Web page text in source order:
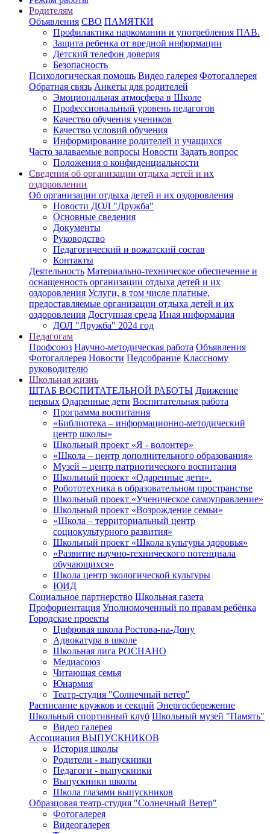
Родителям
Объявления СВО ПАМЯТКИ
Профилактика наркомании и употребления ПАВ.
Защита ребенка от вредной информации
Детский телефон доверия
Безопасность
Психологическая помощь Видео галерея Фотогаллерея
Обратная связь Анкеты для родителей
Эмоциональная атмосфера в Школе
Профессиональный уровень педагогов
Качество обучения учеников
Качество условий обучения
Информирование родителей и учащихся
Часто задаваемые вопросы Новости Задать вопрос
Положения о конфиденциальности
Сведения об организации отдыха детей и их
оздоровлении
Об организации отдыха детей и их оздоровления
Новости ДОЛ "Дружба"
Основные сведения
Документы
Руководство
Педагогический и вожатский состав
Контакты
Деятельность Материально-техническое обеспечение и
оснащенность организации отдыха детей и их
оздоровления Услуги, в том числе платные,
предоставляемые организации отдыха детей и их
оздоровления Доступная среда Иная информация
ДОЛ "Дружба" 2024 год
Педагогам
Профсоюз Научно-методическая работа Объявления
Фотогаллерея Новости Педсобрание Классному
руководителю
Школьная жизнь
ШТАБ ВОСПИТАТЕЛЬНОЙ РАБОТЫ Движение
первых Одаренные дети Воспитательная работа
Программа воспитания
«Библиотека – информационно-методический
центр школы»
Школьный проект «Я - волонтер»
«Школа – центр дополнительного образования»
Музей – центр патриотического воспитания
Школьный проект «Одаренные дети».
Робототехника в образовательном пространстве
Школьный проект «Ученическое самоуправление»
Школьный проект «Возрождение семьи»
«Школа – территориальный центр
социокультурного развития»
Школьный проект «Школа культуры здоровья»
«Развитие научно-технического потенциала
обучающихся»
Школа центр экологической культуры
ЮИД
Социальное партнерство Школьная газета
Профориентация Уполномоченный по правам ребёнка
Городские проекты
Цифровая школа Ростова-на-Дону
Адвокатура в школе
Школьная лига РОСНАНО
Медиасоюз
Читающая семья
Юнармия
Театр-студия "Солнечный ветер"
Расписание кружков и секций Энергосбережение
Школьный спортивный клуб Школьный музей "Память"
Видео галерея
Ассоциация ВЫПУСКНИКОВ
История школы
Родители - выпускники
Педагоги - выпускники
Выпускники школы
Школа глазами выпускников
Образцовая театр-студия "Солнечный Ветер"
Фотогалерея
Видеогалерея